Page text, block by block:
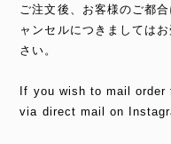
ご注文後、お客様のご都
ャンセルにつきましては
さい。
If you wish to mail order
via direct mail on